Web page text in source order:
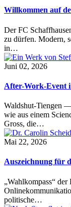
Willkommen auf
Der FC
zu dürfen. Modern,
in…
Juni 02, 2026
After-Work-Event
Waldshut-Tiengen
wie aus einem
Gross, die…
Mai 22, 2026
Auszeichnung für
„Wahlkompass“
politische…